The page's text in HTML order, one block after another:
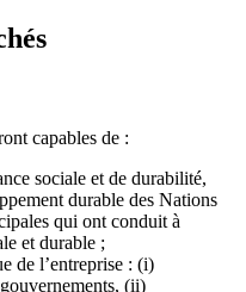
capables de :
sociale et de durabilité,
durable des Nations
qui ont conduit à
et durable ;
de l’entreprise : (i)
(ii)